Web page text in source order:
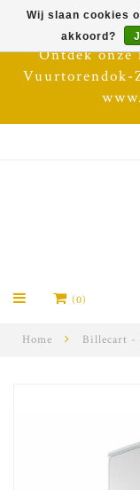
Ontdek
Vuurtorendok-
(0)
Home Billecart -
Wij slaan cookies
akkoord?